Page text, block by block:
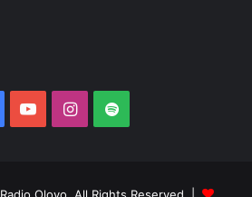
YouTubeInstagram
Spotify
Olovo, All Rights Reserved |